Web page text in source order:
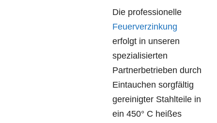
Die professionelle
Feuerverzinkung
erfolgt in unseren
spezialisierten
Partnerbetrieben durch
Eintauchen sorgfältig
gereinigter Stahlteile in
ein 450° C heißes